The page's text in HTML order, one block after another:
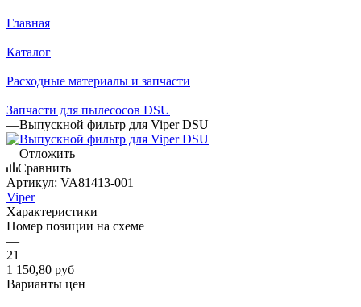
Главная
—
Каталог
—
Расходные материалы и запчасти
—
Запчасти для пылесосов DSU
—Выпускной фильтр для Viper DSU
Отложить
Сравнить
Артикул: VA81413-001
Viper
Характеристики
Номер позиции на схеме
—
21
1 150,80 руб
Варианты цен